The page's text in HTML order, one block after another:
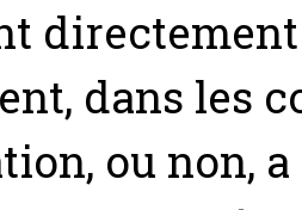
dans les
ou non,